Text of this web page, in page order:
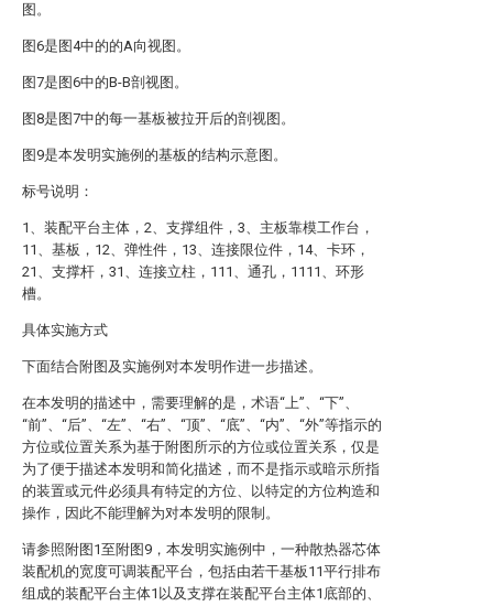
图。
图6是图4中的的A向视图。
图7是图6中的B-B剖视图。
图8是图7中的每一基板被拉开后的剖视图。
图9是本发明实施例的基板的结构示意图。
标号说明：
1、装配平台主体，2、支撑组件，3、主板靠模工作台，
11、基板，12、弹性件，13、连接限位件，14、卡环，
21、支撑杆，31、连接立柱，111、通孔，1111、环形
槽。
具体实施方式
下面结合附图及实施例对本发明作进一步描述。
在本发明的描述中，需要理解的是，术语“上”、“下”、
“前”、“后”、“左”、“右”、“顶”、“底”、“内”、“外”等指示的
方位或位置关系为基于附图所示的方位或位置关系，仅是
为了便于描述本发明和简化描述，而不是指示或暗示所指
的装置或元件必须具有特定的方位、以特定的方位构造和
操作，因此不能理解为对本发明的限制。
请参照附图1至附图9，本发明实施例中，一种散热器芯体
装配机的宽度可调装配平台，包括由若干基板11平行排布
组成的装配平台主体1以及支撑在装配平台主体1底部的、